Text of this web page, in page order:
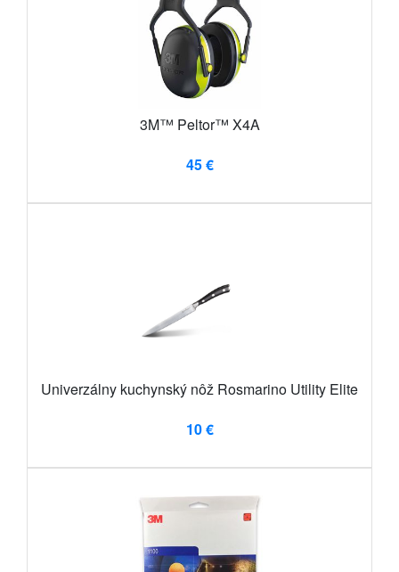
3M™ Peltor™ X4A
45 €
Univerzálny kuchynský nôž Rosmarino Utility Elite
10 €